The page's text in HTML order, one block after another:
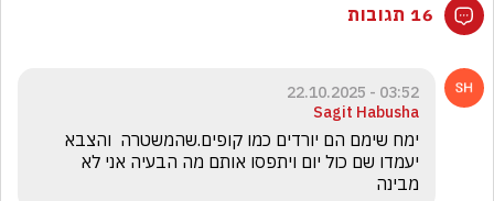
16 תגובות
03:52 - 22.10.2025
Sagit Habusha
מבינה